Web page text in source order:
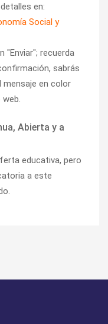
en:
Social y
"Enviar"; recuerda
sabrás
mensaje en color
Abierta y a
educativa, pero
a este